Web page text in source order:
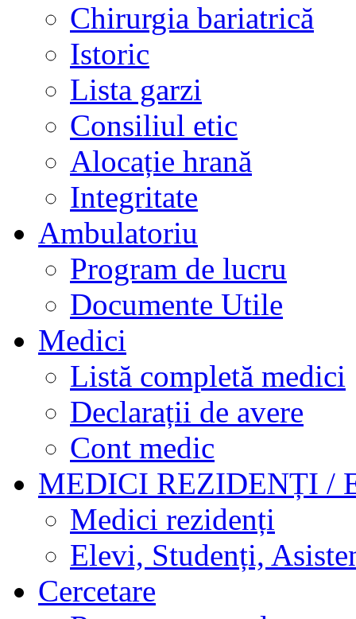
Chirurgia bariatrică
Istoric
Lista garzi
Consiliul etic
Alocație hrană
Integritate
Ambulatoriu
Program de lucru
Documente Utile
Medici
Listă completă medici
Declarații de avere
Cont medic
MEDICI REZIDENȚI /
Medici rezidenți
Elevi, Studenți,
Cercetare